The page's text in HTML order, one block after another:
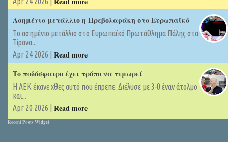
Ασημένιο μετάλλιο η Πρεβολαράκη στο Ευρωπαϊκό
Tο ασημένιο μετάλλιο στο Ευρωπαϊκό Πρωτάθλημα Πάλης στα
Τίρανα...
Apr 24 2026 | Read more
Το ποδόσφαιρο έχει τρόπο να τιμωρεί
Η ΑΕΚ έκανε χθες αυτό που έπρεπε. Διέλυσε με 3-0 έναν άτολμο
και...
Apr 20 2026 | Read more
Recent Posts Widget